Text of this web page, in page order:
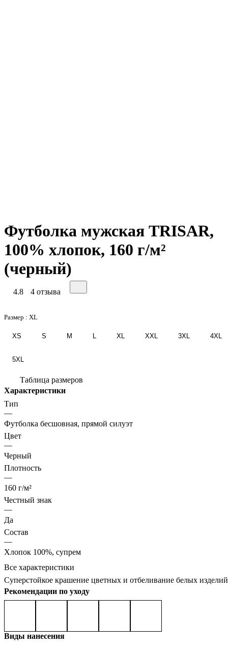
Футболка мужская TRISAR,
100% хлопок, 160 г/м²
(черный)
4.8 4 отзыва
Размер : XL
XS S M XL XXL 3XL 4XL
5XL
Таблица размеров
Характеристики
Тип
—
Футболка бесшовная, прямой силуэт
Цвет
—
Черный
Плотность
—
160 г/м²
Честный знак
—
Да
Состав
—
Хлопок 100%, супрем
Все характеристики
Суперстойкое крашение цветных и отбеливание белых
Рекомендации по уходу
Виды нанесения